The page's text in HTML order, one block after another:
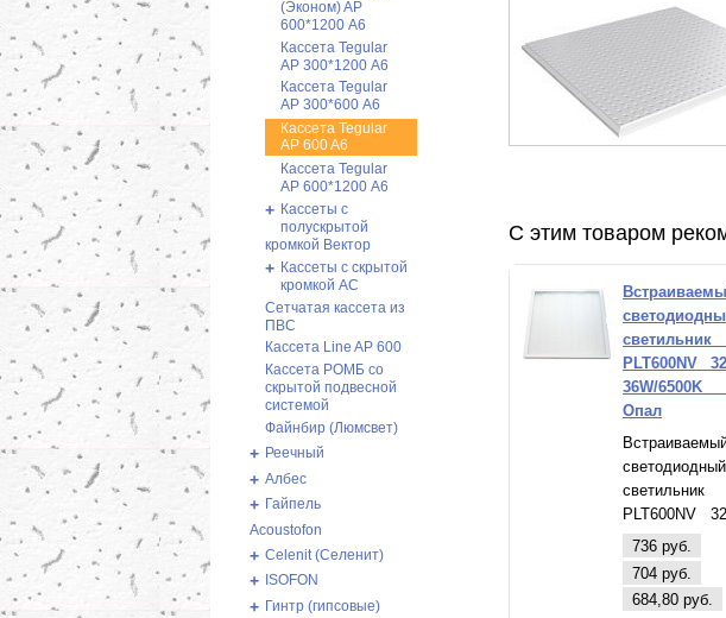
(Эконом) AP
600*1200 А6
Кассета Tegular
AP 300*1200 А6
Кассета Tegular
AP 300*600 А6
Кассета Tegular
AP 600 A6
Кассета Tegular
AP 600*1200 А6
+ Кассеты с
полускрытой
кромкой Вектор
+ Кассеты с скрытой
кромкой AC
Сетчатая кассета из
ПВС
Кассета Line AP 600
Кассета РОМБ со
скрытой подвесной
системой
Файнбир (Люмсвет)
+ Реечный
+ Албес
+ Гайпель
Acoustofon
+ Celenit (Селенит)
+ ISOFON
+ Гинтр (гипсовые)
С этим товаром
PLT600NV
36W/
Опал
светодиодный
PLT600NV
36W/6500K
736 руб.
704 руб.
684,80 руб.